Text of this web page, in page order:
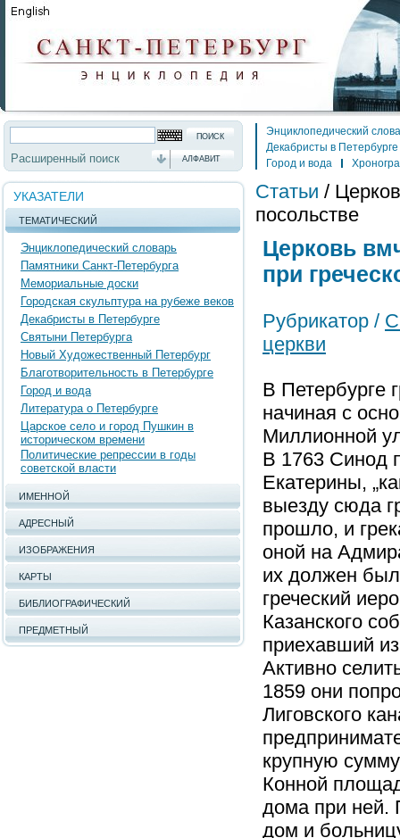
Расширенный поиск АЛФАВИТ
УКАЗАТЕЛИ
ТЕМАТИЧЕСКИЙ
Энциклопедический словарь
Памятники Санкт-Петербурга
Мемориальные доски
Городская скульптура на рубеже веков
Декабристы в Петербурге
Святыни Петербурга
Новый Художественный Петербург
Благотворительность в Петербурге
Город и вода
Литература о Петербурге
Царское село и город Пушкин в
историческом времени
Политические репрессии в годы
советской власти
ИМЕННОЙ
АДРЕСНЫЙ
ИЗОБРАЖЕНИЯ
КАРТЫ
БИБЛИОГРАФИЧЕСКИЙ
ПРЕДМЕТНЫЙ
Энциклопедический
Декабристы в Петербурге
Город и вода
Статьи /
посольстве
Церковь
при
Рубрикатор /
церкви
В Петербурге
начиная с
Миллионной
В 1763 Синод
Екатерины,
выезду сюда
прошло, и
оной на
их должен
греческий
Казанского
приехавший
Активно
1859 они
Лиговского
крупную
Конной
дома при ней.
дом и